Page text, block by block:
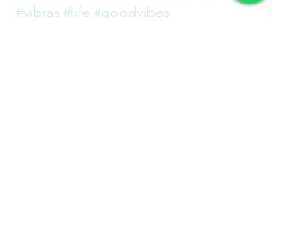
#vibras #life #goodvibes